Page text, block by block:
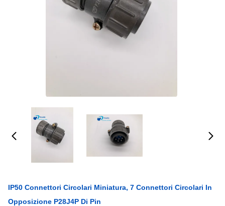
IP50 Connettori Circolari Miniatura, 7 Connettori Circolari In
Opposizione P28J4P Di Pin